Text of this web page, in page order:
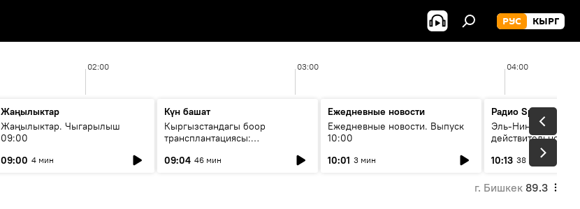
РУС КЫРГ
02:00 03:00 04:00
Жаңылыктар
Жаңылыктар. Чыгарылыш
09:00
09:00 4 мин
Күн башат
Кыргызстандагы боор
трансплантациясы:
келечеги
09:04 46 мин
Ежедневные новости
Ежедневные новости. Выпуск
10:00
10:01 3 мин
Радио Sputnik
Эль-Ниньо, жара и
действительно
погоду в
10:13 38 мин
г. Бишкек 89.3